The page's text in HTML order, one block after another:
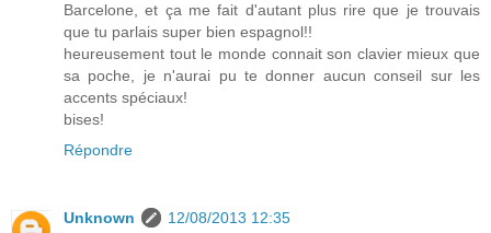
Barcelone, et ça me fait d'autant plus rire que je trouvais
que tu parlais super bien espagnol!!
heureusement tout le monde connait son clavier mieux que
sa poche, je n'aurai pu te donner aucun conseil sur les
accents spéciaux!
bises!
Répondre
Unknown
12/08/2013 12:35